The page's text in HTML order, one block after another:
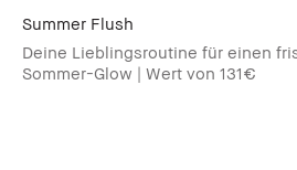
Summer Flush​
Deine Lieblingsroutine für einen
Sommer-Glow | Wert von 131€